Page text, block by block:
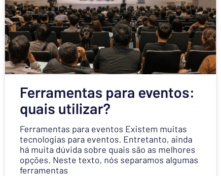
Ferramentas para eventos:
quais utilizar?
Ferramentas para eventos Existem muitas
tecnologias para eventos. Entretanto, ainda
há muita dúvida sobre quais são as melhores
opções. Neste texto, nós separamos algumas
ferramentas